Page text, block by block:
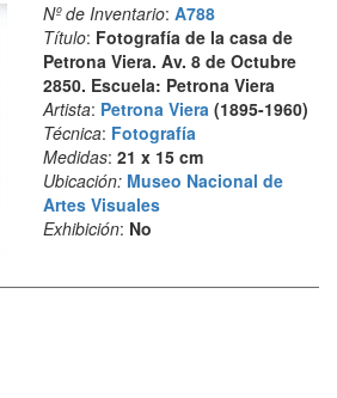
Nº de Inventario: A788
Título: Fotografía de la casa de
Petrona Viera. Av. 8 de Octubre
2850. Escuela: Petrona Viera
Artista: Petrona Viera(1895-1960)
Técnica: Fotografía
Medidas: 21 x 15 cm
Ubicación: Museo Nacional de
Artes Visuales
Exhibición: No